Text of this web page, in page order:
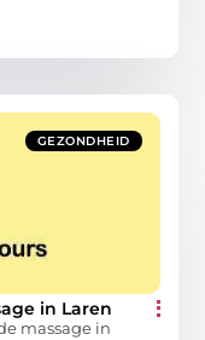
GEZONDHEID
in Laren
massage in